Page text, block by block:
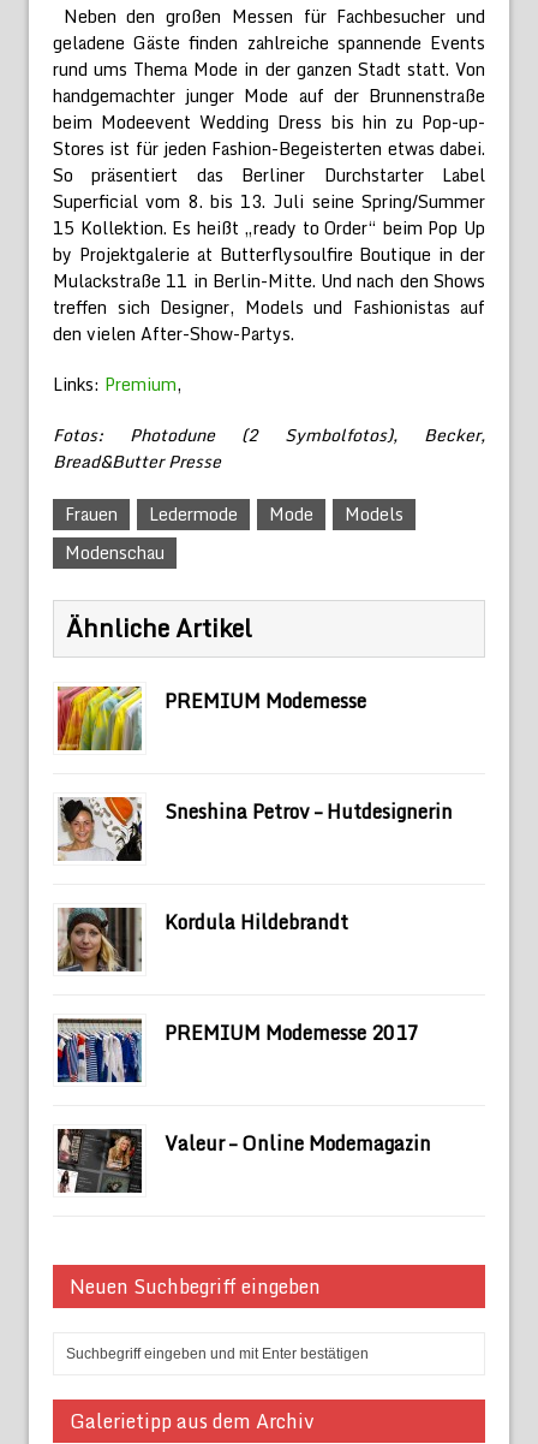
Neben den großen Messen für Fachbesucher und
geladene Gäste finden zahlreiche spannende Events
rund ums Thema Mode in der ganzen Stadt statt. Von
handgemachter junger Mode auf der Brunnenstraße
beim Modeevent Wedding Dress bis hin zu Pop-up-
Stores ist für jeden Fashion-Begeisterten etwas dabei.
So präsentiert das Berliner Durchstarter Label
Superficial vom 8. bis 13. Juli seine Spring/Summer
15 Kollektion. Es heißt „ready to Order“ beim Pop Up
by Projektgalerie at Butterflysoulfire Boutique in der
Mulackstraße 11 in Berlin-Mitte. Und nach den Shows
treffen sich Designer, Models und Fashionistas auf
den vielen After-Show-Partys.
Links: Premium,
Fotos: Photodune (2 Symbolfotos), Becker,
Bread&Butter Presse
Frauen
Ledermode Mode
Models
Modenschau
Ähnliche Artikel
PREMIUM Modemesse
Sneshina Petrov – Hutdesignerin
Kordula Hildebrandt
PREMIUM Modemesse 2017
Valeur – Online Modemagazin
Neuen Suchbegriff eingeben
Galerietipp aus dem Archiv